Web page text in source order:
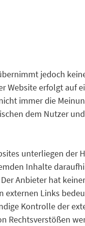
jedoch
erfolgt auf
immer die
dem Nutzer
unterliegen der
Inhalte
Anbieter hat
externen Links
Kontrolle der
Rechtsverstößen